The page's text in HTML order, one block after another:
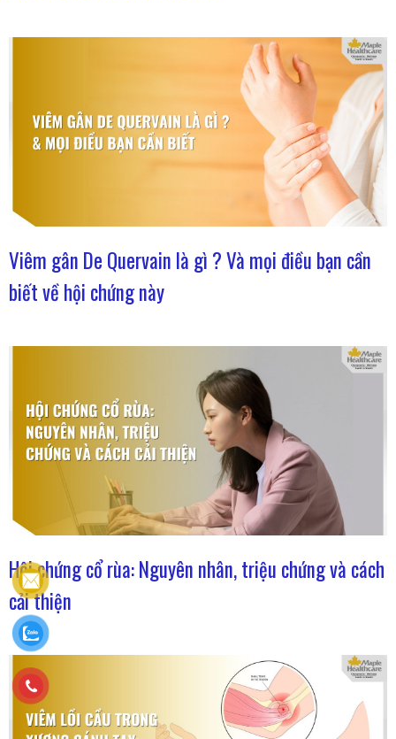
Viêm gân De Quervain là gì ? Và mọi điều bạn cần
biết về hội chứng này
Hội chứng cổ rùa: Nguyên nhân, triệu chứng và cách
cải thiện